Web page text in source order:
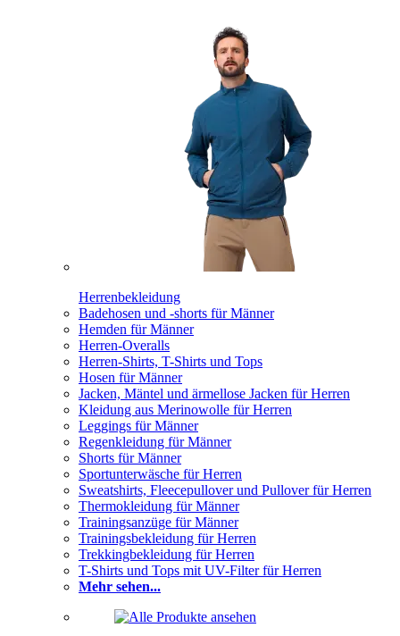
Herrenbekleidung
Badehosen und -shorts für Männer
Hemden für Männer
Herren-Overalls
Herren-Shirts, T-Shirts und Tops
Hosen für Männer
Jacken, Mäntel und ärmellose Jacken für Herren
Kleidung aus Merinowolle für Herren
Leggings für Männer
Regenkleidung für Männer
Shorts für Männer
Sportunterwäsche für Herren
Sweatshirts, Fleecepullover und Pullover für Herren
Thermokleidung für Männer
Trainingsanzüge für Männer
Trainingsbekleidung für Herren
Trekkingbekleidung für Herren
T-Shirts und Tops mit UV-Filter für Herren
Mehr sehen...